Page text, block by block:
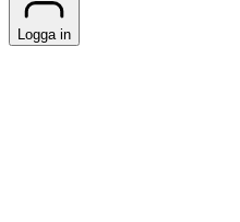
Logga in